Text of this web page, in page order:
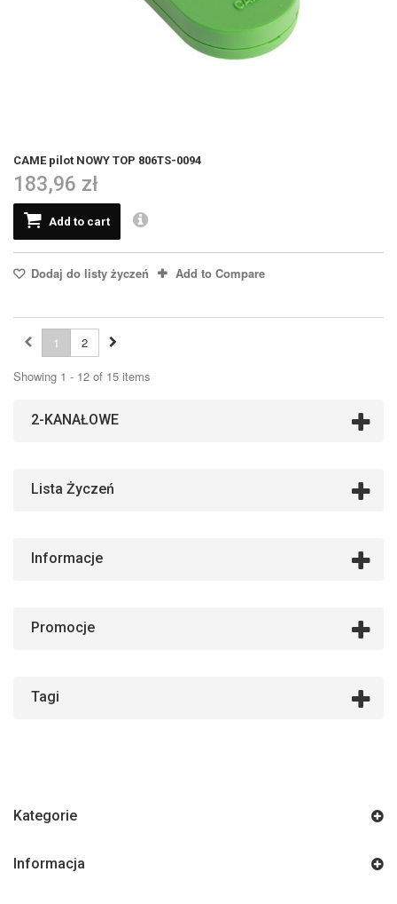
CAME pilot NOWY TOP 806TS-0094
183,96 zł
Add to cart
Dodaj do listy życzeń Add to Compare
1
2
Showing 1 - 12 of 15 items
2-KANAŁOWE
Lista Życzeń
Informacje
Promocje
Tagi
Kategorie
Informacja